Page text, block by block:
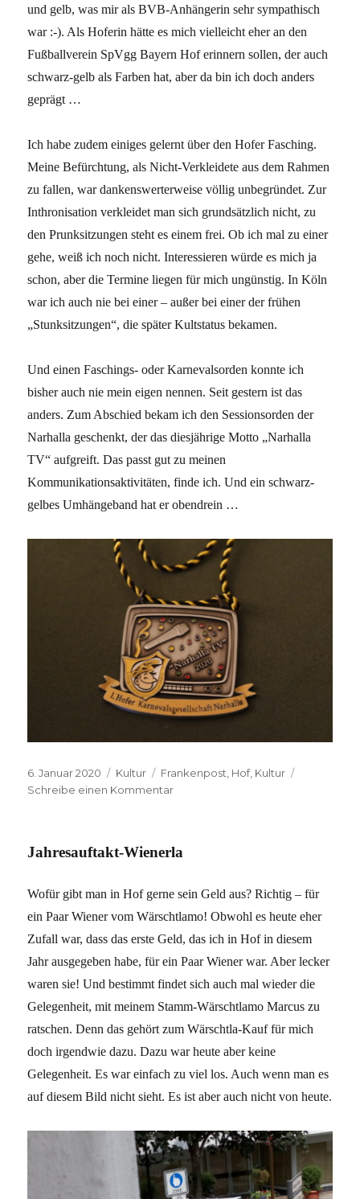
und gelb, was mir als BVB-Anhängerin sehr sympathisch
war :-). Als Hoferin hätte es mich vielleicht eher an den
Fußballverein SpVgg Bayern Hof erinnern sollen, der auch
schwarz-gelb als Farben hat, aber da bin ich doch anders
geprägt …
Ich habe zudem einiges gelernt über den Hofer Fasching.
Meine Befürchtung, als Nicht-Verkleidete aus dem Rahmen
zu fallen, war dankenswerterweise völlig unbegründet. Zur
Inthronisation verkleidet man sich grundsätzlich nicht, zu
den Prunksitzungen steht es einem frei. Ob ich mal zu einer
gehe, weiß ich noch nicht. Interessieren würde es mich ja
schon, aber die Termine liegen für mich ungünstig. In Köln
war ich auch nie bei einer – außer bei einer der frühen
„Stunksitzungen“, die später Kultstatus bekamen.
Und einen Faschings- oder Karnevalsorden konnte ich
bisher auch nie mein eigen nennen. Seit gestern ist das
anders. Zum Abschied bekam ich den Sessionsorden der
Narhalla geschenkt, der das diesjährige Motto „Narhalla
TV“ aufgreift. Das passt gut zu meinen
Kommunikationsaktivitäten, finde ich. Und ein schwarz-
gelbes Umhängeband hat er obendrein …
Veröffentlicht
am
6. Januar 2020 Kategorien
Kultur Schlagwörter
Frankenpost Hof, Kultur
Schreibe einen Kommentarzu
Jahresauftakt-Wienerla
Wofür gibt man in Hof gerne sein Geld aus? Richtig – für
ein Paar Wiener vom Wärschtlamo! Obwohl es heute eher
Zufall war, dass das erste Geld, das ich in Hof in diesem
Jahr ausgegeben habe, für ein Paar Wiener war. Aber lecker
waren sie! Und bestimmt findet sich auch mal wieder die
Gelegenheit, mit meinem Stamm-Wärschtlamo Marcus zu
ratschen. Denn das gehört zum Wärschtla-Kauf für mich
doch irgendwie dazu. Dazu war heute aber keine
Gelegenheit. Es war einfach zu viel los. Auch wenn man es
auf diesem Bild nicht sieht. Es ist aber auch nicht von heute.